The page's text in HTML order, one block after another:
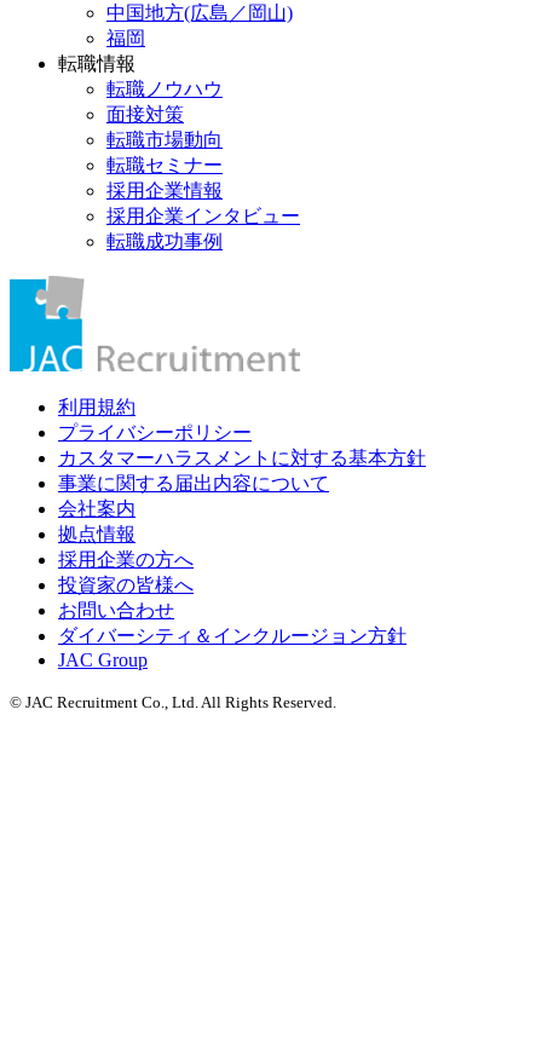
中国地方(広島／岡山)
福岡
転職情報
転職ノウハウ
面接対策
転職市場動向
転職セミナー
採用企業情報
採用企業インタビュー
転職成功事例
利用規約
プライバシーポリシー
カスタマーハラスメントに対する基本方針
事業に関する届出内容について
会社案内
拠点情報
採用企業の方へ
投資家の皆様へ
お問い合わせ
ダイバーシティ＆インクルージョン方針
JAC Group
© JAC Recruitment Co., Ltd. All Rights Reserved.